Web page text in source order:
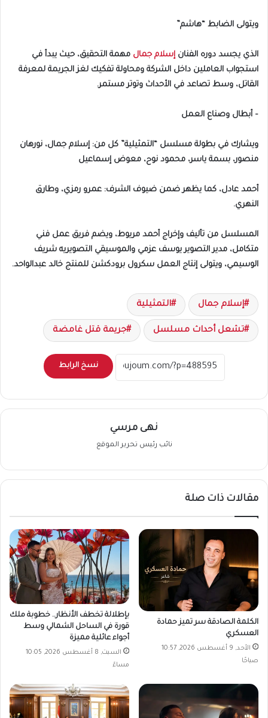
ويتولى الضابط “هاشم”
الذي يجسد دوره الفنان إسلام جمال مهمة التحقيق، حيث يبدأ في
استجواب العاملين داخل الشركة ومحاولة تفكيك لغز الجريمة لمعرفة
القاتل، وسط تصاعد في الأحداث وتوتر مستمر.
– أبطال وصناع العمل
ويشارك في بطولة مسلسل “التمثيلية” كل من: إسلام جمال، نورهان
منصور، بسمة ياسر، محمود نوح، معوض إسماعيل
أحمد عادل، كما يظهر ضمن ضيوف الشرف: عمرو رمزي، وطارق
النهري.
المسلسل من تأليف وإخراج أحمد مريوط، ويضم فريق عمل فني
متكامل، مدير التصوير يوسف عزمي والموسيقي التصويريه شريف
الوسيمي، ويتولى إنتاج العمل سكرول برودكشن للمنتج خالد عبدالواحد.
إسلام جمال التمثيلية
تشعل أحداث مسلسل جريمة قتل غامضة
نسخ الرابط
نهى مرسي
نائب رئيس تحرير الموقع
مقالات ذات صلة
الكلمة الصادقة سر تميز حمادة
العسكري
الأحد, 9 أغسطس 2026, 10:57
صباحًا
بإطلالة تخطف الأنظار.. خطوبة ملك
قورة في الساحل الشمالي وسط
أجواء عائلية مميزة
السبت, 8 أغسطس 2026, 10:05
مساءً